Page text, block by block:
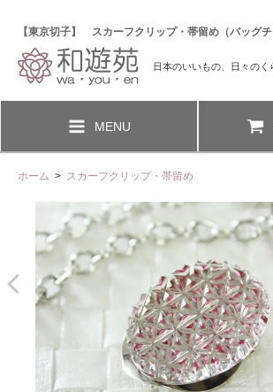
日本のいいもの、日々のく
MENU
ホーム > スカーフクリップ・帯留め